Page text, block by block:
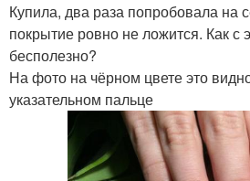
Купила, два раза попробовала на
покрытие ровно не ложится. Как с
бесполезно?
На фото на чёрном цвете это
указательном пальце